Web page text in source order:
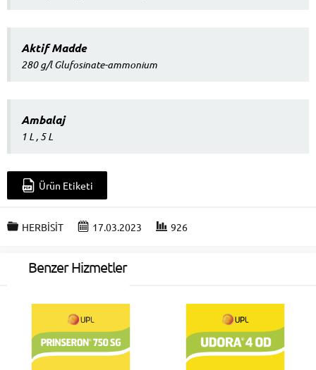
Aktif Madde
280 g/l Glufosinate-ammonium
Ambalaj
1 L , 5 L
Ürün Etiketi
HERBİSİT 17.03.2023 926
Benzer Hizmetler